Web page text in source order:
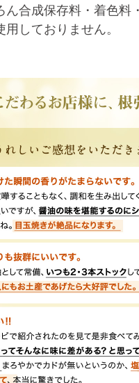
ん合成保存料・着色料
用しておりません。